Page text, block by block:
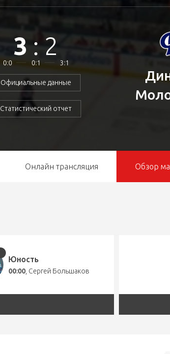
3 :2
0:0 0:1 3:1
Официальные данные
Статистический отчет
Онлайн трансляция Обзор
Юность
00:00 Сергей Большаков